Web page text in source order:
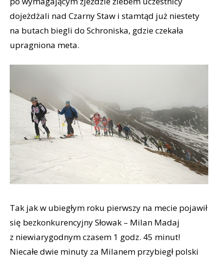
dojeżdżali nad Czarny Staw i stamtąd już niestety
na butach biegli do Schroniska, gdzie czekała
upragniona meta.
Tak jak w ubiegłym roku pierwszy na mecie pojawił
się bezkonkurencyjny Słowak – Milan Madaj
z niewiarygodnym czasem 1 godz. 45 minut!
Niecałe dwie minuty za Milanem przybiegł polski